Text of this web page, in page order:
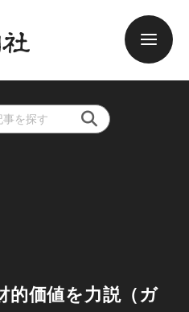
的価値を力説（ガ